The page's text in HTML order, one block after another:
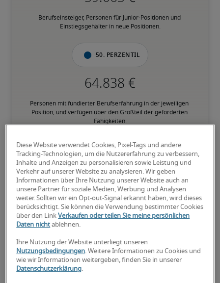
Berufseinsteiger, Personen für Junior-Positionen und
Einstiegsgehälter in neue Positionen.
50. Perzentil
Personen mit fundierter Berufserfahrung in der jeweiligen
Position, und verfügen über den Großteil der geforderten
Fähigkeiten.
75. Perzentil
Überdurchschnittlich qualifiziert mit raren Fähigkeiten und/oder
langer Berufserfahrung in einer Position.
Gehälter für ähnliche
Diese Website verwendet Cookies, Pixel-Tags und andere
Tracking-Technologien, um die Nutzererfahrung zu verbessern,
Inhalte und Anzeigen zu personalisieren sowie Leistung und
Verkehr auf unserer Website zu analysieren. Wir geben
Informationen über Ihre Nutzung unserer Website auch an
unsere Partner für soziale Medien, Werbung und Analysen
weiter. Sollten wir ein Opt-out-Signal erkannt haben, wird dieses
berücksichtigt. Sie können die Verwendung bestimmter Cookies
über den LinkVerkaufen oder teilen Sie meine persönlichen
Daten nicht ablehnen.
Ihre Nutzung der Website unterliegt unseren
Nutzungsbedingungen . Weitere Informationen zu Cookies und
wie wir Informationen weitergeben, finden Sie in unserer
Datenschutzerklärung